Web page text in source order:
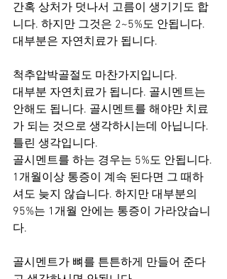
간혹 상처가 덧나서 고름이 생기기도 합
니다. 하지만 그것은 2~5%도 안됩니다.
대부분은 자연치료가 됩니다.
척추압박골절도 마찬가지입니다.
대부분 자연치료가 됩니다. 골시멘트는
안해도 됩니다. 골시멘트를 해야만 치료
가 되는 것으로 생각하시는데 아닙니다.
틀린 생각입니다.
골시멘트를 하는 경우는 5%도 안됩니다.
1개월이상 통증이 계속 된다면 그 때하
셔도 늦지 않습니다. 하지만 대부분의
95%는 1개월 안에는 통증이 가라앉습니
다.
골시멘트가 뼈를 튼튼하게 만들어 준다